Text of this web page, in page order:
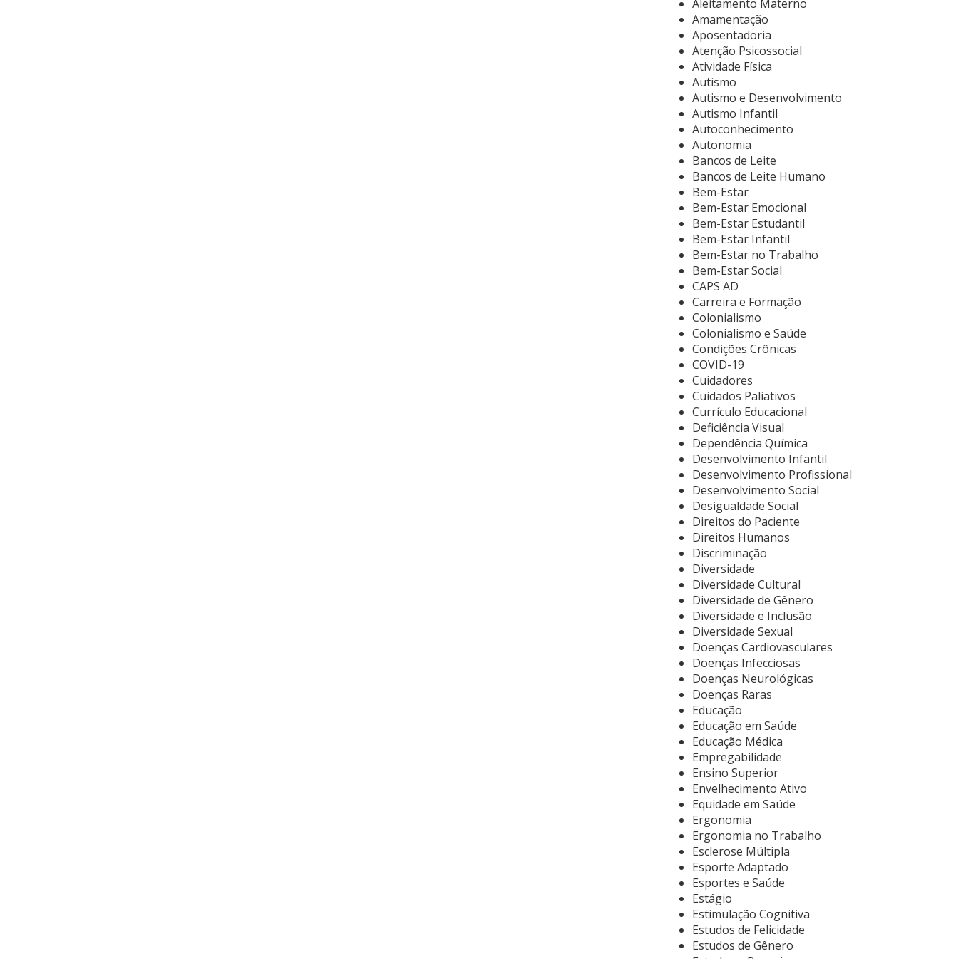
Aleitamento Materno
Amamentação
Aposentadoria
Atenção Psicossocial
Atividade Física
Autismo
Autismo e Desenvolvimento
Autismo Infantil
Autoconhecimento
Autonomia
Bancos de Leite
Bancos de Leite Humano
Bem-Estar
Bem-Estar Emocional
Bem-Estar Estudantil
Bem-Estar Infantil
Bem-Estar no Trabalho
Bem-Estar Social
CAPS AD
Carreira e Formação
Colonialismo
Colonialismo e Saúde
Condições Crônicas
COVID-19
Cuidadores
Cuidados Paliativos
Currículo Educacional
Deficiência Visual
Dependência Química
Desenvolvimento Infantil
Desenvolvimento Profissional
Desenvolvimento Social
Desigualdade Social
Direitos do Paciente
Direitos Humanos
Discriminação
Diversidade
Diversidade Cultural
Diversidade de Gênero
Diversidade e Inclusão
Diversidade Sexual
Doenças Cardiovasculares
Doenças Infecciosas
Doenças Neurológicas
Doenças Raras
Educação
Educação em Saúde
Educação Médica
Empregabilidade
Ensino Superior
Envelhecimento Ativo
Equidade em Saúde
Ergonomia
Ergonomia no Trabalho
Esclerose Múltipla
Esporte Adaptado
Esportes e Saúde
Estágio
Estimulação Cognitiva
Estudos de Felicidade
Estudos de Gênero